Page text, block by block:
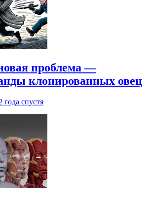
проблема —
клонированных овец
года спустя